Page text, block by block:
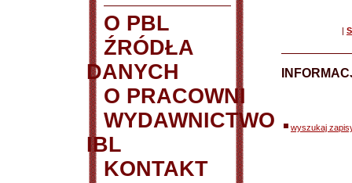
O PBL
ŹRÓDŁA
DANYCH
O PRACOWNI
WYDAWNICTWO
IBL
KONTAKT
|
wyszukaj